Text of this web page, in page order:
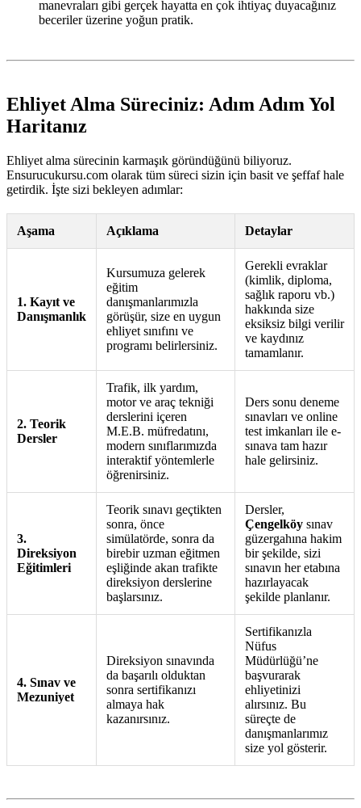
manevraları gibi gerçek hayatta en çok ihtiyaç duyacağınız
beceriler üzerine yoğun pratik.
Ehliyet Alma Süreciniz: Adım Adım Yol
Haritanız
Ehliyet alma sürecinin karmaşık göründüğünü biliyoruz.
Ensurucukursu.com olarak tüm süreci sizin için basit ve şeffaf hale
getirdik. İşte sizi bekleyen adımlar:
Aşama Açıklama Detaylar
1. Kayıt ve
Danışmanlık
Kursumuza gelerek
eğitim
danışmanlarımızla
görüşür, size en uygun
ehliyet sınıfını ve
programı belirlersiniz.
Gerekli evraklar
(kimlik, diploma,
sağlık raporu vb.)
hakkında size
eksiksiz bilgi verilir
ve kaydınız
tamamlanır.
2. Teorik
Dersler
Trafik, ilk yardım,
motor ve araç tekniği
derslerini içeren
M.E.B. müfredatını,
modern sınıflarımızda
interaktif yöntemlerle
öğrenirsiniz.
Ders sonu deneme
sınavları ve online
test imkanları ile e-
sınava tam hazır
hale gelirsiniz.
3.
Direksiyon
Eğitimleri
Teorik sınavı geçtikten
sonra, önce
simülatörde, sonra da
birebir uzman eğitmen
eşliğinde akan trafikte
direksiyon derslerine
başlarsınız.
Dersler,
Çengelköy sınav
güzergahına hakim
bir şekilde, sizi
sınavın her etabına
hazırlayacak
şekilde planlanır.
4. Sınav ve
Mezuniyet
Direksiyon sınavında
da başarılı olduktan
sonra sertifikanızı
almaya hak
kazanırsınız.
Sertifikanızla
Nüfus
Müdürlüğü’ne
başvurarak
ehliyetinizi
alırsınız. Bu
süreçte de
danışmanlarımız
size yol gösterir.